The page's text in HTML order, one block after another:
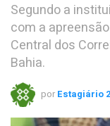
Segundo a
com a
Central dos
Bahia.
por Estagiário 2